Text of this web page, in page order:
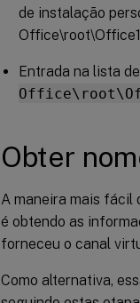
de instalação
Entrada na lista
Obter
A maneira mais fácil
é obtendo as
forneceu o canal
Como alternativa,